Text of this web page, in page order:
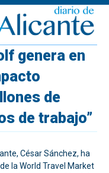
genera en
de
de trabajo”
César Sánchez, ha
la World Travel Market